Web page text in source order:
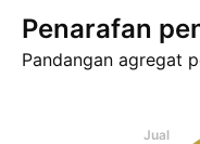
Penarafan
Pandangan agregat
Jual